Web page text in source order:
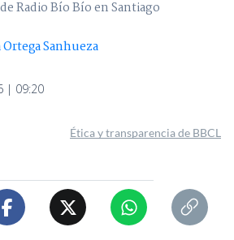
Radio Bío Bío en Santiago
Sanhueza
| 09:20
Ética y transparencia de BBCL